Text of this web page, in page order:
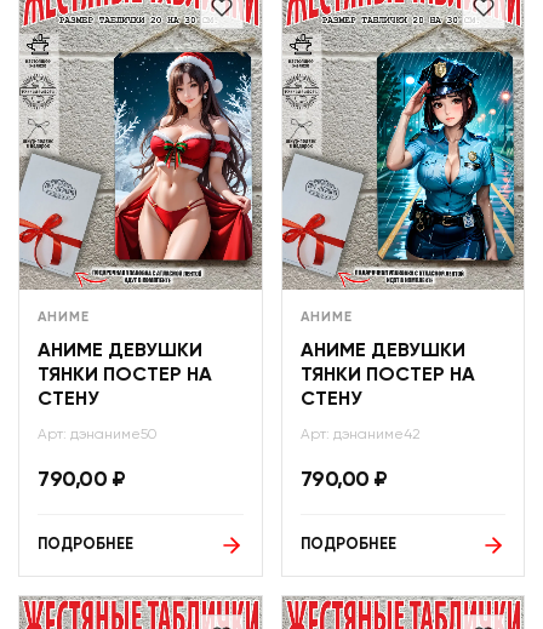
АНИМЕ
АНИМЕ ДЕВУШКИ
ТЯНКИ ПОСТЕР НА
СТЕНУ
Арт: дэнаниме50
790,00 ₽
ПОДРОБНЕЕ
АНИМЕ
АНИМЕ ДЕВУШКИ
ТЯНКИ ПОСТЕР НА
СТЕНУ
Арт: дэнаниме42
790,00 ₽
ПОДРОБНЕЕ